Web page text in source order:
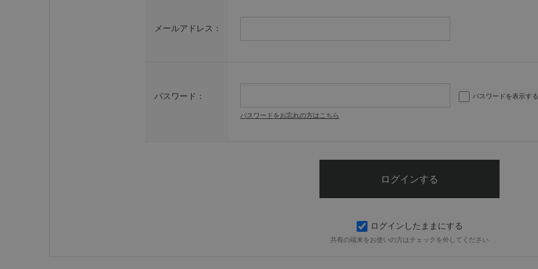
メールアドレス：
パスワード： パスワードを表示する
パスワードをお忘れの方はこちら
ログインしたままにする
共有の端末をお使いの方はチェックを外してください